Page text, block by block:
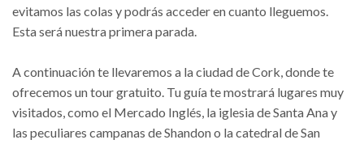
evitamos las colas y podrás acceder en cuanto lleguemos.
Esta será nuestra primera parada.
A continuación te llevaremos a la ciudad de Cork, donde te
ofrecemos un tour gratuito. Tu guía te mostrará lugares muy
visitados, como el Mercado Inglés, la iglesia de Santa Ana y
las peculiares campanas de Shandon o la catedral de San